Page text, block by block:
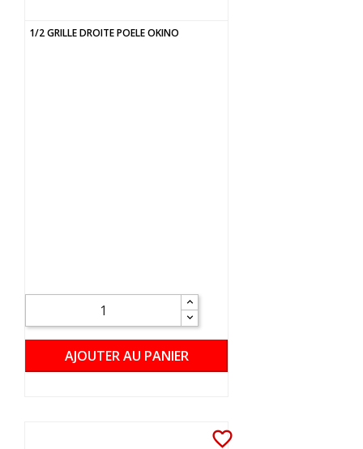
1/2 GRILLE DROITE POELE OKINO
AJOUTER AU PANIER
favorite_border